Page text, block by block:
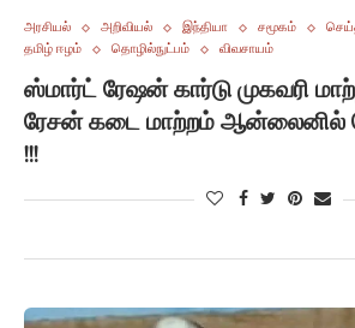
அரசியல் அறிவியல் இந்தியா சமூகம்
தமிழ் ஈழம்
தொழில்நுட்பம் விவசாயம்
ஸ்மார்ட் ரேஷன் கார்டு முகவரி
ரேசன் கடை மாற்றம் ஆன்லைனில்
!!!